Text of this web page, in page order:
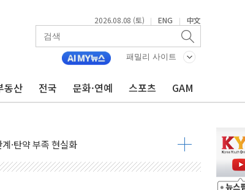
2026.08.08 (토) | ENG | 中文
패밀리 사이트
동산 전국 문화·연예 스포츠 GAM
에 승리...47.75% vs 42.08%
...김민석 47.75% 정청래 42.08%
52.64% 정청래 39.89% 송영길 7.47%
…강원 동해안 강한 비 이어져
원 수거차에 치여 사망